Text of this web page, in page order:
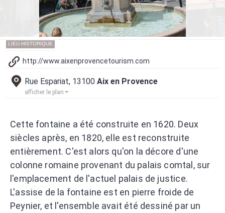
LIEU HISTORIQUE
http://www.aixenprovencetourism.com
Rue Espariat, 13100 Aix en Provence
afficher le plan
Cette fontaine a été construite en 1620. Deux
siècles après, en 1820, elle est reconstruite
entièrement. C'est alors qu'on la décore d'une
colonne romaine provenant du palais comtal, sur
l'emplacement de l'actuel palais de justice.
L'assise de la fontaine est en pierre froide de
Peynier, et l'ensemble avait été dessiné par un